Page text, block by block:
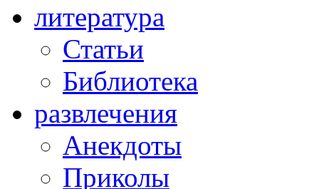
литература
Статьи
Библиотека
развлечения
Анекдоты
Приколы